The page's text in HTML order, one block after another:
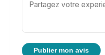
Publier mon avis